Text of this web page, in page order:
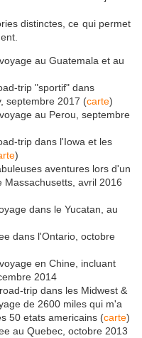
distinctes, ce qui permet
au Guatemala et au
trip "sportif" dans
septembre 2017 (carte)
au Perou, septembre
trip dans l'Iowa et les
)
aventures lors d'un
avril 2016
dans le Yucatan, au
dans l'Ontario, octobre
en Chine, incluant
2014
trip dans les Midwest &
de 2600 miles qui m'a
50 etats americains (carte)
au Quebec, octobre 2013